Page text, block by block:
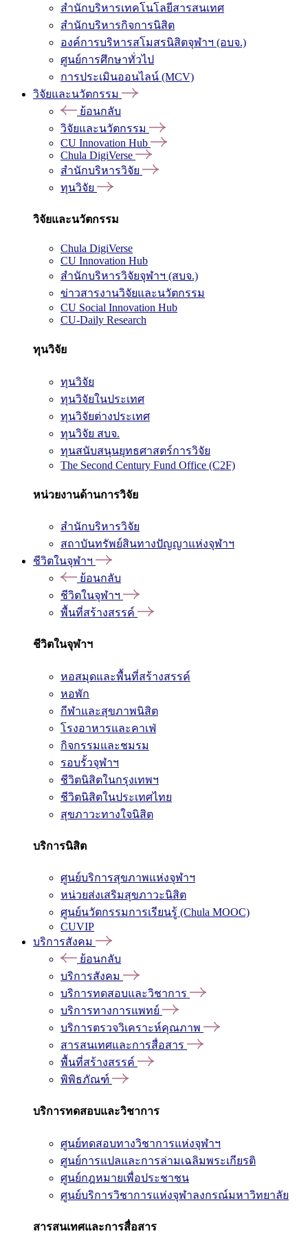
สำนักบริหารเทคโนโลยีสารสนเทศ
สำนักบริหารกิจการนิสิต
องค์การบริหารสโมสรนิสิตจุฬาฯ (อบจ.)
ศูนย์การศึกษาทั่วไป
การประเมินออนไลน์ (MCV)
วิจัยและนวัตกรรม
ย้อนกลับ
วิจัยและนวัตกรรม
CU Innovation Hub
Chula DigiVerse
สำนักบริหารวิจัย
ทุนวิจัย
วิจัยและนวัตกรรม
Chula DigiVerse
CU Innovation Hub
สำนักบริหารวิจัยจุฬาฯ (สบจ.)
ข่าวสารงานวิจัยและนวัตกรรม
CU Social Innovation Hub
CU-Daily Research
ทุนวิจัย
ทุนวิจัย
ทุนวิจัยในประเทศ
ทุนวิจัยต่างประเทศ
ทุนวิจัย สบจ.
ทุนสนับสนุนยุทธศาสตร์การวิจัย
The Second Century Fund Office (C2F)
หน่วยงานด้านการวิจัย
สำนักบริหารวิจัย
สถาบันทรัพย์สินทางปัญญาแห่งจุฬาฯ
ชีวิตในจุฬาฯ
ย้อนกลับ
ชีวิตในจุฬาฯ
พื้นที่สร้างสรรค์
ชีวิตในจุฬาฯ
หอสมุดและพื้นที่สร้างสรรค์
หอพัก
กีฬาและสุขภาพนิสิต
โรงอาหารและคาเฟ่
กิจกรรมและชมรม
รอบรั้วจุฬาฯ
ชีวิตนิสิตในกรุงเทพฯ
ชีวิตนิสิตในประเทศไทย
สุขภาวะทางใจนิสิต
บริการนิสิต
ศูนย์บริการสุขภาพแห่งจุฬาฯ
หน่วยส่งเสริมสุขภาวะนิสิต
ศูนย์นวัตกรรมการเรียนรู้ (Chula MOOC)
CUVIP
บริการสังคม
ย้อนกลับ
บริการสังคม
บริการทดสอบและวิชาการ
บริการทางการแพทย์
บริการตรวจวิเคราะห์คุณภาพ
สารสนเทศและการสื่อสาร
พื้นที่สร้างสรรค์
พิพิธภัณฑ์
บริการทดสอบและวิชาการ
ศูนย์ทดสอบทางวิชาการแห่งจุฬาฯ
ศูนย์การแปลและการล่ามเฉลิมพระเกียรติ
ศูนย์กฎหมายเพื่อประชาชน
ศูนย์บริการวิชาการแห่งจุฬาลงกรณ์มหาวิทยาลัย
สารสนเทศและการสื่อสาร